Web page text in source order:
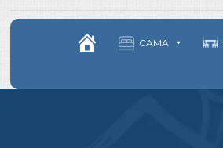
CAMA